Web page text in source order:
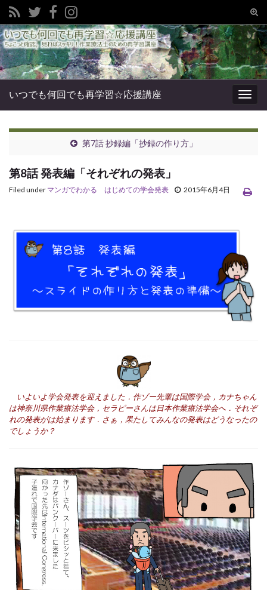
Search for:
いつでも何回でも再学習☆応援講座
第7話 抄録編「抄録の作り方」
第8話 発表編「それぞれの発表」
Filed under マンガでわかる はじめての学会発表 2015年6月4日
いよいよ学会発表を迎えました．作ゾー先輩は国際学会，カナちゃん
は神奈川県作業療法学会，セラピーさんは日本作業療法学会へ．それぞ
れの発表がは始まります．さぁ，果たしてみんなの発表はどうなったの
でしょうか？